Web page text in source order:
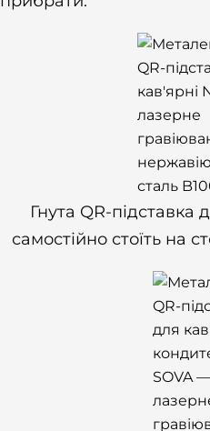
Гнута QR-
самостійно стоїть на